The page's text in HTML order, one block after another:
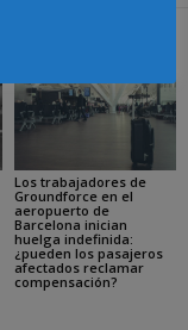
Los trabajadores de
Groundforce en el
aeropuerto de
Barcelona inician
huelga indefinida:
¿pueden los pasajeros
afectados reclamar
compensación?